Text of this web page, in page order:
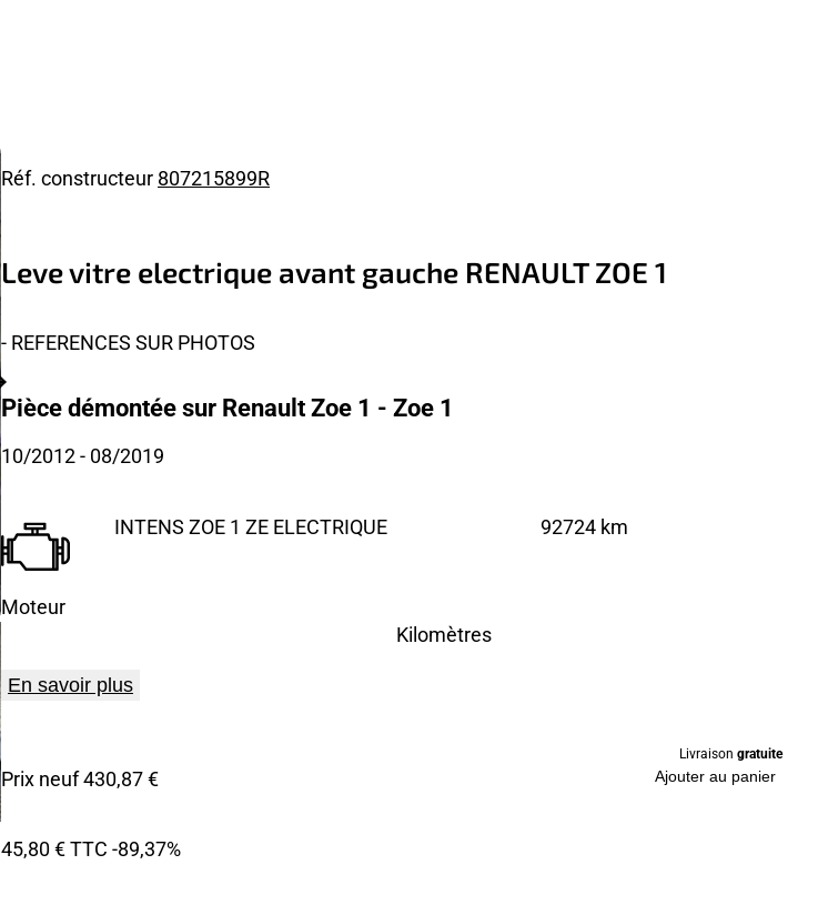
Réf. constructeur 807215899R
Leve vitre electrique avant gauche RENAULT ZOE 1
- REFERENCES SUR PHOTOS
Pièce démontée sur Renault Zoe 1 - Zoe 1
10/2012- 08/2019
Moteur
INTENS ZOE 1 ZE ELECTRIQUE
Kilomètres
92724 km
En savoir plus
Prix neuf 430,87 €
45,80 € TTC -89,37%
Livraison gratuite
Ajouter au panier